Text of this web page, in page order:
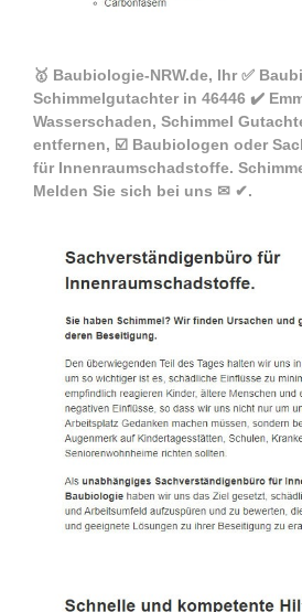
🥇 Baubiologie-NRW.de, Ihr ✅
Schimmelgutachter in 46446 ✔️
Wasserschaden, Schimmel
entfernen, ☑️ Baubiologen oder
für Innenraumschadstoffe.
Melden Sie sich bei uns ✉ ✔.